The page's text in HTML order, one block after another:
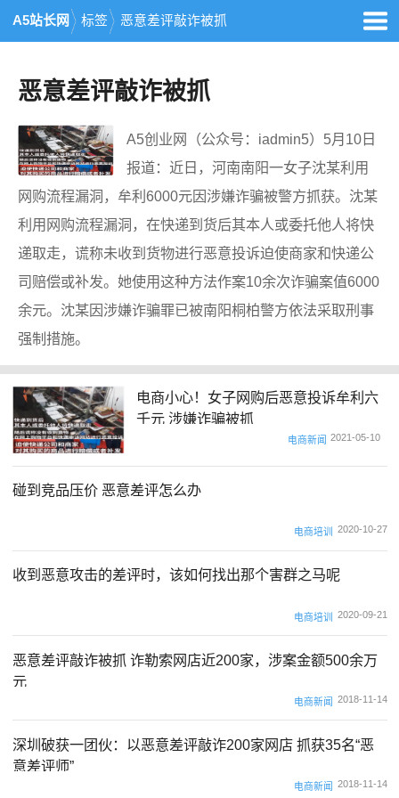
A5站长网 标签 恶意差评敲诈被抓
恶意差评敲诈被抓
A5创业网（公众号：iadmin5）5月10日
报道：近日，河南南阳一女子沈某利用
网购流程漏洞，牟利6000元因涉嫌诈骗被警方抓获。沈某
利用网购流程漏洞，在快递到货后其本人或委托他人将快
递取走，谎称未收到货物进行恶意投诉迫使商家和快递公
司赔偿或补发。她使用这种方法作案10余次诈骗案值6000
余元。沈某因涉嫌诈骗罪已被南阳桐柏警方依法采取刑事
强制措施。
电商小心！女子网购后恶意投诉牟利六
千元 涉嫌诈骗被抓
电商新闻 2021-05-10
碰到竞品压价 恶意差评怎么办
电商培训 2020-10-27
收到恶意攻击的差评时，该如何找出那个害群之马呢
电商培训 2020-09-21
恶意差评敲诈被抓 诈勒索网店近200家，涉案金额500余万
元
电商新闻 2018-11-14
深圳破获一团伙：以恶意差评敲诈200家网店 抓获35名“恶
意差评师”
电商新闻 2018-11-14